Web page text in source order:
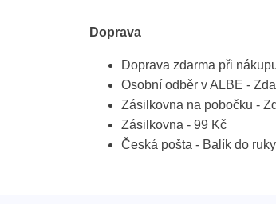
Doprava
Doprava zdarma při
Osobní odběr v ALBE -
Zásilkovna na pobočku -
Zásilkovna - 99 Kč
Česká pošta - Balík do